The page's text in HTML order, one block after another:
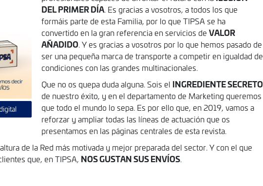
DEL PRIMER DÍA. Es gracias a vosotros, a todos los que
formáis parte de esta Familia, por lo que TIPSA se ha
convertido en la gran referencia en servicios de VALOR
AÑADIDO. Y es gracias a vosotros por lo que hemos pasado de
ser una pequeña marca de transporte a competir en igualdad de
condiciones con las grandes multinacionales.
Que no os quepa duda alguna. Sois el INGREDIENTE SECRETO
de nuestro éxito, y en el departamento de Marketing queremos
que todo el mundo lo sepa. Es por ello que, en 2019, vamos a
reforzar y ampliar todas las líneas de actuación que os
presentamos en las páginas centrales de esta revista.
de la Red más motivada y mejor preparada del sector. Y con el que
que, en TIPSA, NOS GUSTAN SUS ENVÍOS.